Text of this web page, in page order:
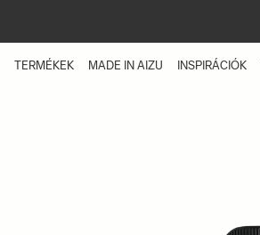
TERMÉKEK MADE IN AIZU INSPIRÁCIÓK